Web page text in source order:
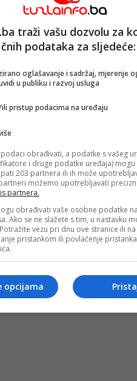
traži vašu dozvolu za
podataka za sljedeće:
oglašavanje i sadržaj, mjerenje
u publiku i razvoj usluga
pristup podacima na uređaju
obrađivati, a podatke s vašeg
i druge podatke uređaja)
203 partnera ili ih može
možemo upotrebljavati
partnera.
obrađivati vaše osobne podatke
Ako se ne slažete s tim, u nastavku
vezu pri dnu ove stranice ili
pristankom ili povlačenje
opcijama